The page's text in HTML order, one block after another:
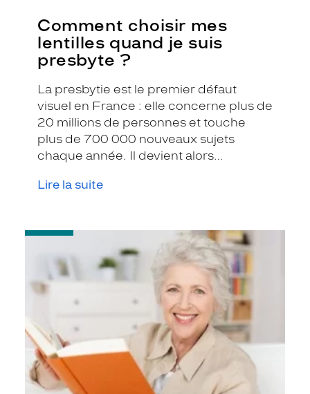
Comment choisir mes
lentilles quand je suis
presbyte ?
La presbytie est le premier défaut
visuel en France : elle concerne plus de
20 millions de personnes et touche
plus de 700 000 nouveaux sujets
chaque année. Il devient alors
est possible de le faire avec des lentilles
Lire la suite
-
faux
On
mettre
des
lentilles
en
étant
presbyte.